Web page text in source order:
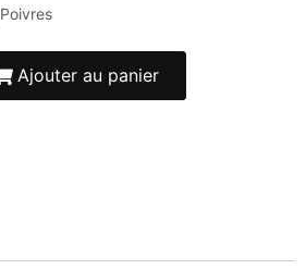
Poivres
Ajouter au panier